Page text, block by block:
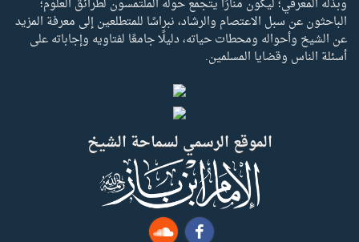
الباحثون عن سبل الاعتصام والرشاد، نبراسًا للمتطلعين إلى معرفة المزيد
عن الشيخ وأحواله ومحطات حياته، دليلًا جامعًا لفتاويه وإجاباته على
أسئلة الناس وقضايا المسلمين.
الموقع الرسمي لسماحة الشيخ